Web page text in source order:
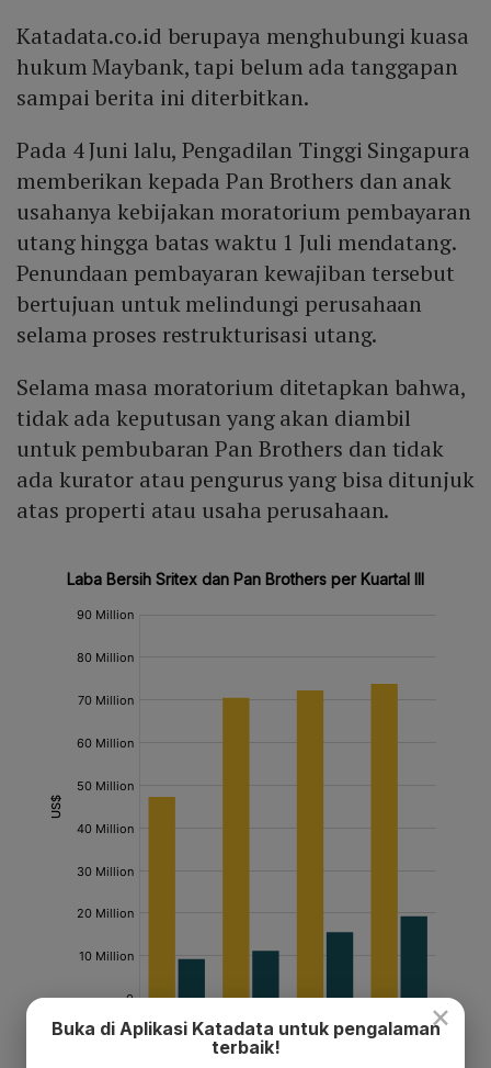
Katadata.co.id berupaya menghubungi kuasa
hukum Maybank, tapi belum ada tanggapan
sampai berita ini diterbitkan.
Pada 4 Juni lalu, Pengadilan Tinggi Singapura
memberikan kepada Pan Brothers dan anak
usahanya kebijakan moratorium pembayaran
utang hingga batas waktu 1 Juli mendatang.
Penundaan pembayaran kewajiban tersebut
bertujuan untuk melindungi perusahaan
selama proses restrukturisasi utang.
Selama masa moratorium ditetapkan bahwa,
tidak ada keputusan yang akan diambil
untuk pembubaran Pan Brothers dan tidak
ada kurator atau pengurus yang bisa ditunjuk
atas properti atau usaha perusahaan.
×
Buka di Aplikasi Katadata untuk pengalaman
terbaik!